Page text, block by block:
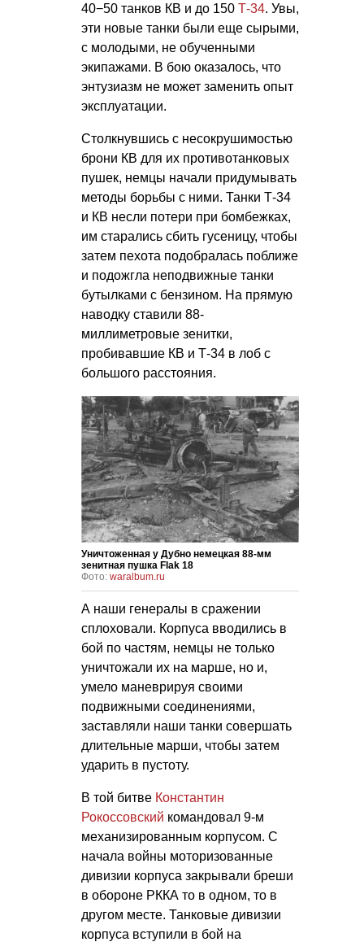
40−50 танков КВ и до 150 Т-34. Увы,
эти новые танки были еще сырыми,
с молодыми, не обученными
экипажами. В бою оказалось, что
энтузиазм не может заменить опыт
эксплуатации.
Столкнувшись с несокрушимостью
брони КВ для их противотанковых
пушек, немцы начали придумывать
методы борьбы с ними. Танки Т-34
и КВ несли потери при бомбежках,
им старались сбить гусеницу, чтобы
затем пехота подобралась поближе
и подожгла неподвижные танки
бутылками с бензином. На прямую
наводку ставили 88-
миллиметровые зенитки,
пробивавшие КВ и Т-34 в лоб с
большого расстояния.
Уничтоженная у Дубно немецкая 88-мм
зенитная пушка Flak 18
Фото: waralbum.ru
А наши генералы в сражении
сплоховали. Корпуса вводились в
бой по частям, немцы не только
уничтожали их на марше, но и,
умело маневрируя своими
подвижными соединениями,
заставляли наши танки совершать
длительные марши, чтобы затем
ударить в пустоту.
В той битве Константин
Рокоссовский командовал 9-м
механизированным корпусом. С
начала войны моторизованные
дивизии корпуса закрывали бреши
в обороне РККА то в одном, то в
другом месте. Танковые дивизии
корпуса вступили в бой на